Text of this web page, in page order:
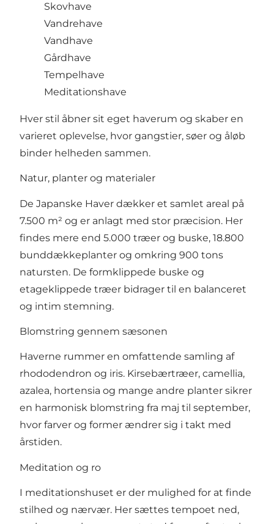
Skovhave
Vandre­have
Vandhave
Gårdhave
Tempelhave
Meditationshave
Hver stil åbner sit eget haverum og skaber en
varieret oplevelse, hvor gangstier, søer og åløb
binder helheden sammen.
Natur, planter og materialer
De Japanske Haver dækker et samlet areal på
7.500 m² og er anlagt med stor præcision. Her
findes mere end 5.000 træer og buske, 18.800
bunddækkeplanter og omkring 900 tons
natursten. De formklippede buske og
etageklippede træer bidrager til en balanceret
og intim stemning.
Blomstring gennem sæsonen
Haverne rummer en omfattende samling af
rhododendron og iris. Kirsebærtræer, camellia,
azalea, hortensia og mange andre planter sikrer
en harmonisk blomstring fra maj til september,
hvor farver og former ændrer sig i takt med
årstiden.
Meditation og ro
I meditationshuset er der mulighed for at finde
stilhed og nærvær. Her sættes tempoet ned,